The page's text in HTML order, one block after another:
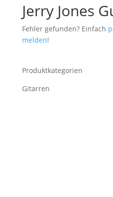
Jerry Jones
Fehler gefunden? Einfach
melden!
Produktkategorien
Gitarren